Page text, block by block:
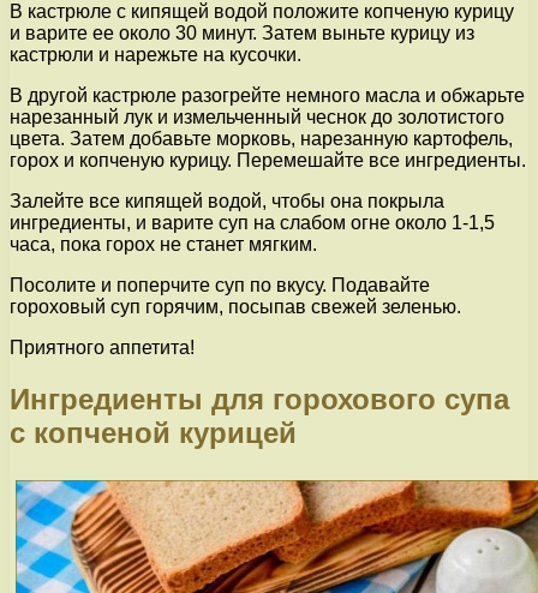
В кастрюле с кипящей водой положите копченую курицу
и варите ее около 30 минут. Затем выньте курицу из
кастрюли и нарежьте на кусочки.
В другой кастрюле разогрейте немного масла и обжарьте
нарезанный лук и измельченный чеснок до золотистого
цвета. Затем добавьте морковь, нарезанную картофель,
горох и копченую курицу. Перемешайте все ингредиенты.
Залейте все кипящей водой, чтобы она покрыла
ингредиенты, и варите суп на слабом огне около 1-1,5
часа, пока горох не станет мягким.
Посолите и поперчите суп по вкусу. Подавайте
гороховый суп горячим, посыпав свежей зеленью.
Приятного аппетита!
Ингредиенты для горохового супа
с копченой курицей